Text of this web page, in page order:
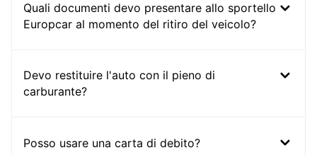
Quali documenti devo presentare allo sportello
Europcar al momento del ritiro del veicolo?
Devo restituire l'auto con il pieno di
carburante?
Posso usare una carta di debito?